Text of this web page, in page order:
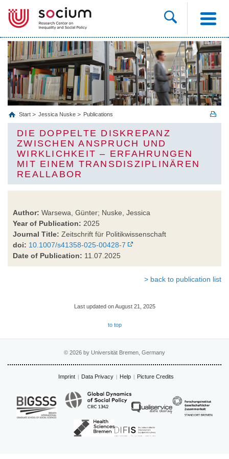
Start Jessica Nuske Publications
DIE DOPPELTE DISKREPANZ
ZWISCHEN ANSPRUCH UND
WIRKLICHKEIT – ERFAHRUNGEN
MIT EINEM TRANSDISZIPLINÄREN
REALLABOR
Author: Warsewa, Günter; Nuske, Jessica
Year of Publication: 2025
Journal Title: Zeitschrift für Politikwissenschaft
doi: 10.1007/s41358-025-00428-7
Date of Publication: 11.07.2025
> back to publication list
Last updated on August 21, 2025
to top
© 2026 by Universität Bremen, Germany
Imprint Data Privacy Help Picture Credits